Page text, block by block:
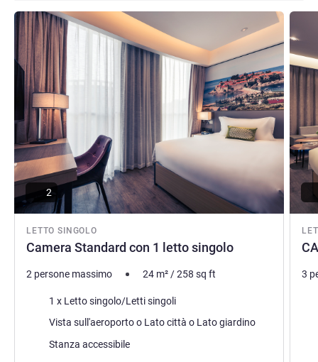
LETTO SINGOLO
Camera Standard con 1 letto singolo
Visualizza dettagli
2
2 persone massimo 24 m²/258 sq ft
Biancheria da letto
1 x Letto singolo/Letti singoli
Vista:
Vista sull'aeroporto o Lato città o Lato giardino
Stanza accessibile
3